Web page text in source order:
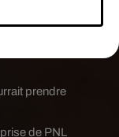
single «
»
prendre
de PNL